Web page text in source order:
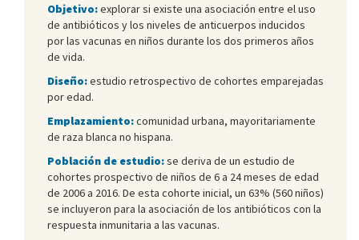
Objetivo:explorar si existe una asociación entre el uso
de antibióticos y los niveles de anticuerpos inducidos
por las vacunas en niños durante los dos primeros años
de vida.
Diseño:estudio retrospectivo de cohortes emparejadas
por edad.
Emplazamiento:comunidad urbana, mayoritariamente
de raza blanca no hispana.
Población de estudio:se deriva de un estudio de
cohortes prospectivo de niños de 6 a 24 meses de edad
de 2006 a 2016. De esta cohorte inicial, un 63% (560 niños)
se incluyeron para la asociación de los antibióticos con la
respuesta inmunitaria a las vacunas.